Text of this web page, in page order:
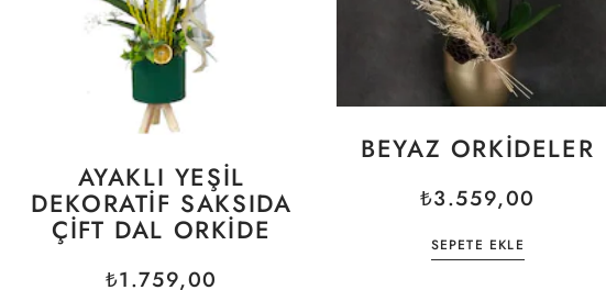
AYAKLI YEŞIL
DEKORATIF SAKSIDA
ÇIFT DAL ORKIDE
₺1.759,00
BEYAZ ORKIDELER
₺3.559,00
SEPETE EKLE